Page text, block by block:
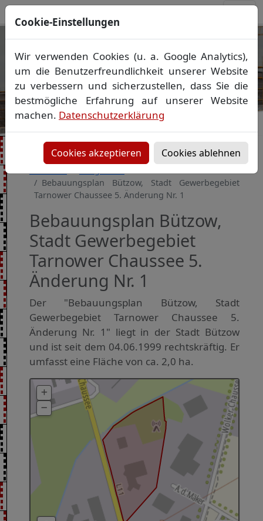
Ihr Vermessungsbüro in
Mecklenburg-Vorpommern
Wir vermessen Ihr Grundstück
Lageplan Absteckung▪Bauvermessung ▪
Gebäudeeinmessung
Grenzfeststellung▪Amtliche Auskünfte und
Vorheriges Bild
Bebauungsplan Bützow, Stadt Gewerbegebiet
Tarnower Chaussee 5. Änderung Nr. 1
Bebauungsplan Bützow,
Stadt Gewerbegebiet
Tarnower Chaussee 5.
Änderung Nr. 1
Der "Bebauungsplan Bützow, Stadt
Gewerbegebiet Tarnower Chaussee 5.
Änderung Nr. 1" liegt in der Stadt Bützow
und ist seit dem 04.06.1999 rechtskräftig. Er
umfasst eine Fläche von ca. 2,0 ha.
Cookie-Einstellungen
Wir verwenden Cookies (u. a. Google Analytics),
um die Benutzerfreundlichkeit unserer Website
zu verbessern und sicherzustellen, dass Sie die
bestmögliche Erfahrung auf unserer Website
machen. Datenschutzerklärung
Cookies akzeptieren Cookies ablehnen